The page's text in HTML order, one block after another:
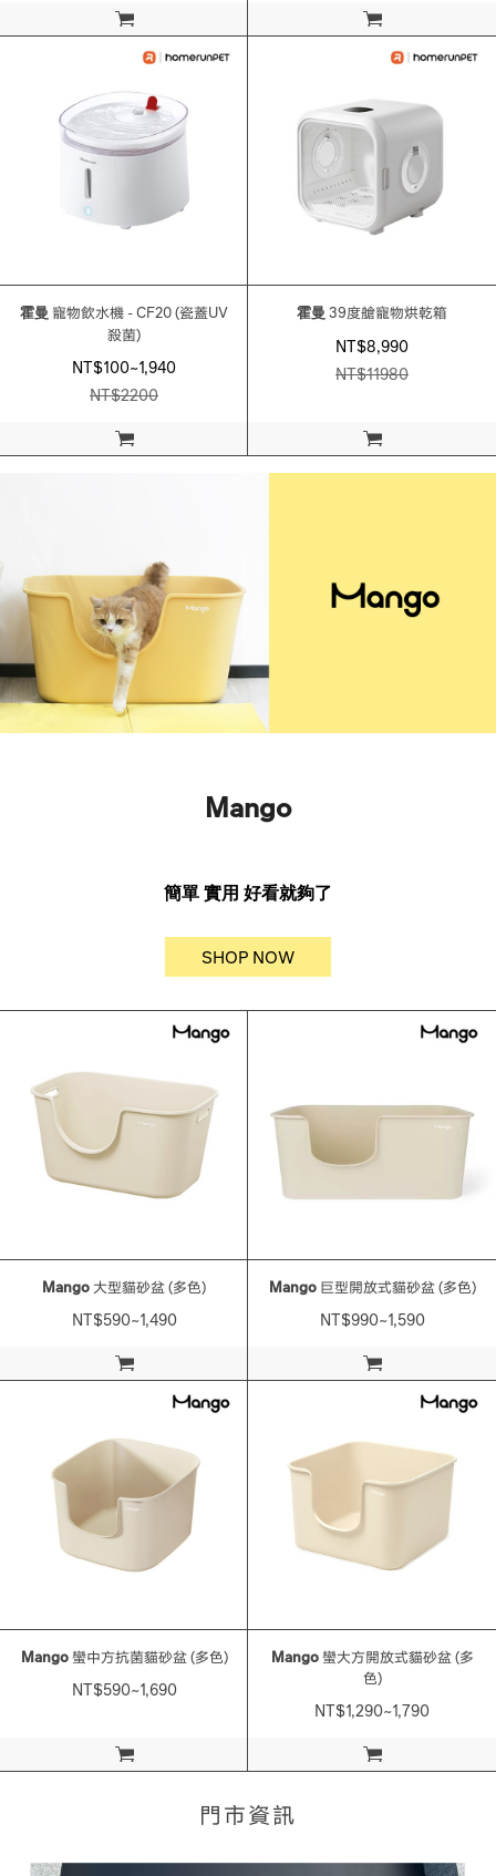
加入購物車 加入購物車
加入購物車
霍曼 寵物飲水機 - CF20 (瓷蓋UV
殺菌)
NT$100~1,940
NT$2200
加入購物車
霍曼 39度艙寵物烘乾箱
NT$8,990
NT$11980
Mango
簡單 實用 好看就夠了
SHOP NOW
加入購物車
Mango 大型貓砂盆 (多色)
NT$590~1,490
加入購物車
Mango巨型開放式貓砂盆 (多色)
NT$990~1,590
加入購物車
Mango蠻中方抗菌貓砂盆 (多色)
NT$590~1,690
加入購物車
Mango蠻大方開放式貓砂盆 (多
色)
NT$1,290~1,790
門市資訊